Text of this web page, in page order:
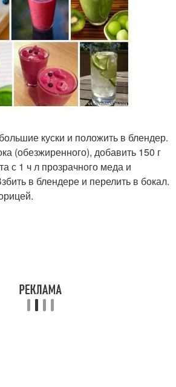
куски и положить в блендер.
(обезжиренного), добавить 150 г
с 1 ч л прозрачного меда и
в блендере и перелить в бокал.